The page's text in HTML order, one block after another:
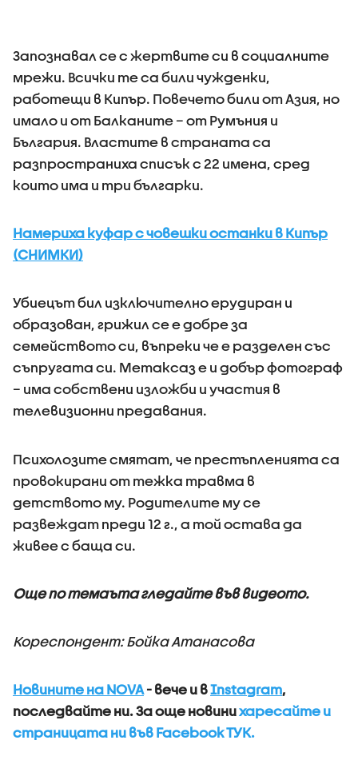
Запознавал се с жертвите си в социалните
мрежи. Всички те са били чужденки,
работещи в Кипър. Повечето били от Азия, но
имало и от Балканите – от Румъния и
България. Властите в страната са
разпространиха списък с 22 имена, сред
които има и три българки.
Намериха куфар с човешки останки в Кипър
(СНИМКИ)
Убиецът бил изключително ерудиран и
образован, грижил се е добре за
семейството си, въпреки че е разделен със
съпругата си. Метаксаз е и добър фотограф
– има собствени изложби и участия в
телевизионни предавания.
Психолозите смятат, че престъпленията са
провокирани от тежка травма в
детството му. Родителите му се
развеждат преди 12 г., а той остава да
живее с баща си.
Още по темаъта гледайте във видеото.
Кореспондент: Бойка Атанасова
Новините на NOVA- вече и вInstagram,
последвайте ни.За още новинихаресайте и
страницата ни във Facebook ТУК.